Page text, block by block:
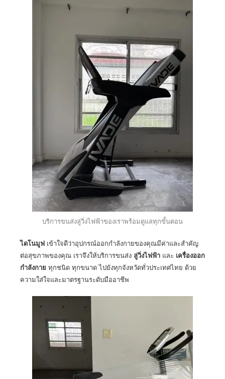
บริการขนส่งลู่วิ่งไฟฟ้าของเราพร้อมดูแลทุกขั้นตอน
ไดโนมูฟ เข้าใจดีว่าอุปกรณ์ออกกำลังกายของคุณมีค่าและสำคัญ
ต่อสุขภาพของคุณ เราจึงให้บริการขนส่ง ลู่วิ่งไฟฟ้า และ เครื่องออก
กำลังกาย ทุกชนิด ทุกขนาด ไปยังทุกจังหวัดทั่วประเทศไทย ด้วย
ความใส่ใจและมาตรฐานระดับมืออาชีพ